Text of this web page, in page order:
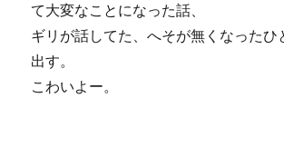
て大変なことになった話、
ギリが話してた、へそが無くなったひ
出す。
こわいよー。